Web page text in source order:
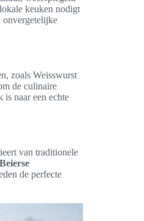
keuken nodigt
onvergetelijke
zoals Weisswurst
de culinaire
is naar een echte
van traditionele
Beierse
de perfecte